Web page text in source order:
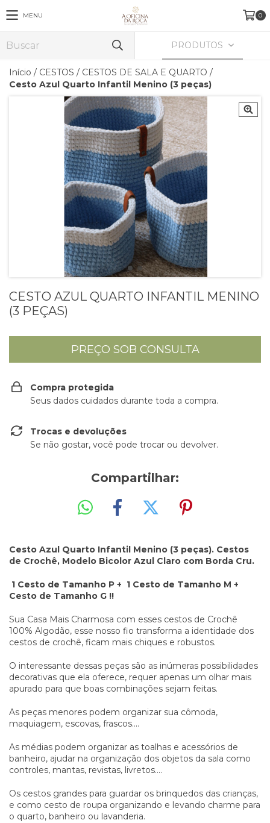
MENU 0
PRODUTOS
Início / CESTOS / CESTOS DE SALA E QUARTO /
Cesto Azul Quarto Infantil Menino (3 peças)
CESTO AZUL QUARTO INFANTIL MENINO
(3 PEÇAS)
Compra protegida
Seus dados cuidados durante toda a compra.
Trocas e devoluções
Se não gostar, você pode trocar ou devolver.
Compartilhar:
Cesto Azul Quarto Infantil Menino (3 peças). Cestos
de Crochê, Modelo Bicolor Azul Claro com Borda Cru.
1 Cesto de Tamanho P + 1 Cesto de Tamanho M +
Cesto de Tamanho G !!
Sua Casa Mais Charmosa com esses cestos de Crochê
100% Algodão, esse nosso fio transforma a identidade dos
cestos de crochê, ficam mais chiques e robustos.
O interessante dessas peças são as inúmeras possibilidades
decorativas que ela oferece, requer apenas um olhar mais
apurado para que boas combinações sejam feitas.
As peças menores podem organizar sua cômoda,
maquiagem, escovas, frascos....
As médias podem organizar as toalhas e acessórios de
banheiro, ajudar na organização dos objetos da sala como
controles, mantas, revistas, livretos....
Os cestos grandes para guardar os brinquedos das crianças,
e como cesto de roupa organizando e levando charme para
o quarto, banheiro ou lavanderia.